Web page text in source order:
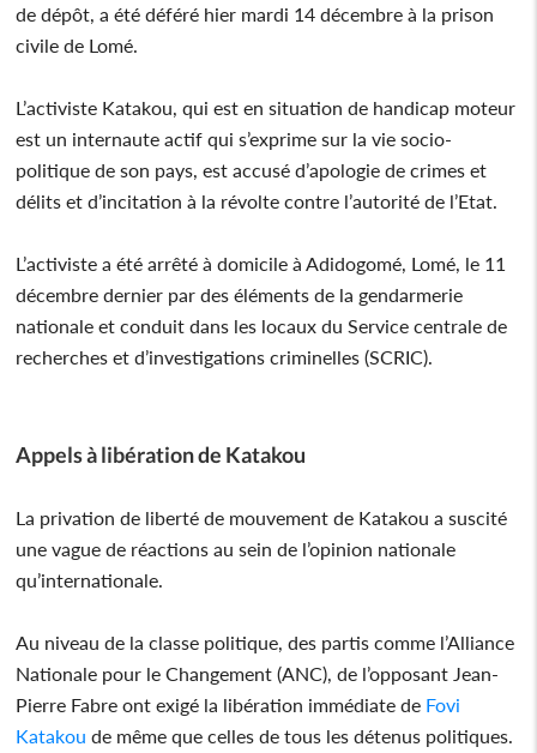
de dépôt, a été déféré hier mardi 14 décembre à la prison
civile de Lomé.
L’activiste Katakou, qui est en situation de handicap moteur
est un internaute actif qui s’exprime sur la vie socio-
politique de son pays, est accusé d’apologie de crimes et
délits et d’incitation à la révolte contre l’autorité de l’Etat.
L’activiste a été arrêté à domicile à Adidogomé, Lomé, le 11
décembre dernier par des éléments de la gendarmerie
nationale et conduit dans les locaux du Service centrale de
recherches et d’investigations criminelles (SCRIC).
Appels à libération de Katakou
La privation de liberté de mouvement de Katakou a suscité
une vague de réactions au sein de l’opinion nationale
qu’internationale.
Au niveau de la classe politique, des partis comme l’Alliance
Nationale pour le Changement (ANC), de l’opposant Jean-
Pierre Fabre ont exigé la libération immédiate de Fovi
Katakou de même que celles de tous les détenus politiques.